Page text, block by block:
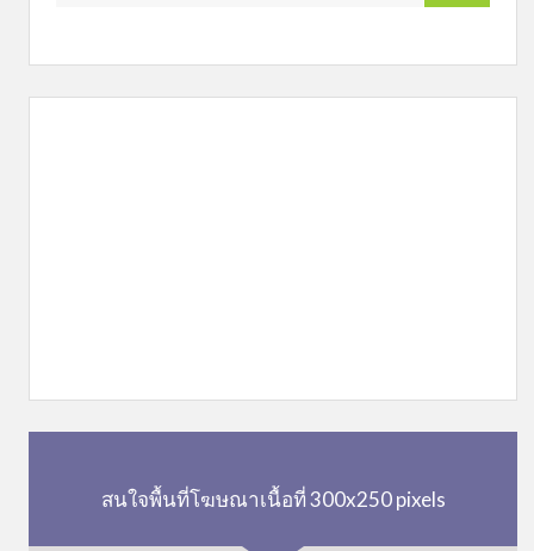
สนใจพื้นที่โฆษณาเนื้อที่ 300x250 pixels